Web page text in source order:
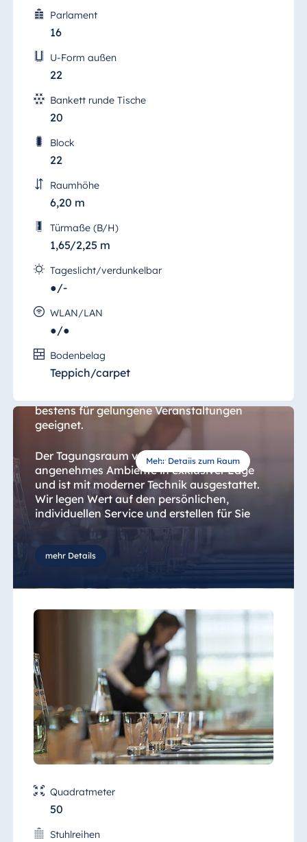
Parlament
16
U-Form außen
22
Bankett runde Tische
20
Block
22
Raumhöhe
6,20 m
Türmaße (B/H)
1,65/2,25 m
Tageslicht/verdunkelbar
●/-
WLAN/LAN
●/●
Bodenbelag
Teppich/carpet
Mehr Details zum Raum
Seminar 5
Ob Tagungen, Seminare, Firmenevents oder
bestens für gelungene Veranstaltungen
geeignet.
Der Tagungsraum verfügt über ein sehr
angenehmes Ambiente in exklusiver Lage
und ist mit moderner Technik ausgestattet.
Wir legen Wert auf den persönlichen,
individuellen Service und erstellen für Sie
gerne ein individuelles Angebot.
mehr Details
Quadratmeter
50
Stuhlreihen